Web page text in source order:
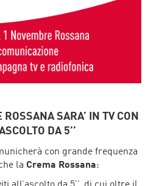
SARA’ IN TV CON
DA 5’’
con grande frequenza
la Crema Rossana: